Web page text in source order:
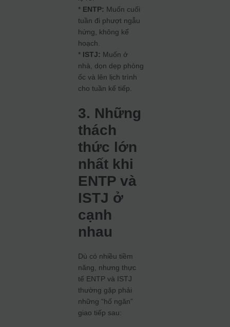
* ENTP: Muốn cuối
tuần đi phượt ngẫu
hứng, không kế
hoạch.
* ISTJ: Muốn ở
nhà, dọn dẹp phòng
ốc và lên lịch trình
cho tuần kế tiếp.
3. Những
thách
thức lớn
nhất khi
ENTP và
ISTJ ở
cạnh
nhau
Dù có nhiều tiềm
năng, nhưng thực
tế ENTP và ISTJ
thường gặp phải
những “hố ngăn”
giao tiếp sau: